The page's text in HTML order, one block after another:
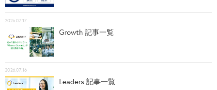
2026.07.17
Growth 記事一覧
2026.07.16
Leaders 記事一覧